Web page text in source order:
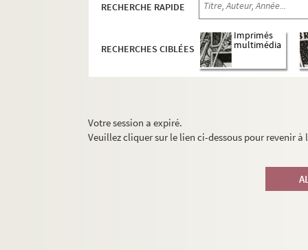
RECHERCHE RAPIDE
RECHERCHES CIBLÉES
Imprimés
multimédia
Votre session a expiré.
Veuillez cliquer sur le lien ci-dessous pour revenir